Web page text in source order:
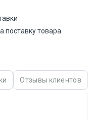
поставку товара
Отзывы клиентов